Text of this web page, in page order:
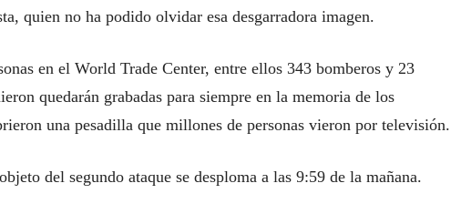
quien no ha podido olvidar esa desgarradora imagen.
en el World Trade Center, entre ellos 343 bomberos y 23
quedarán grabadas para siempre en la memoria de los
una pesadilla que millones de personas vieron por televisión.
del segundo ataque se desploma a las 9:59 de la mañana.